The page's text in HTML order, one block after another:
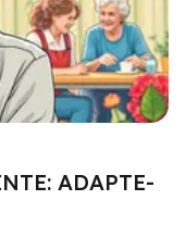
ADAPTE-